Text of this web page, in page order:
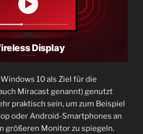
10 als Ziel für die
Miracast genannt) genutzt
praktisch sein, um zum Beispiel
oder Android-Smartphones an
größeren Monitor zu spiegeln.